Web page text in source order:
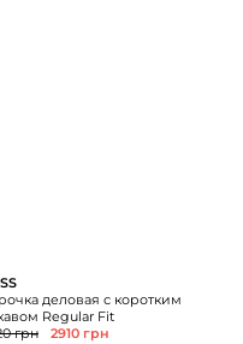
деловая с коротким
Regular Fit
грн
2910 грн